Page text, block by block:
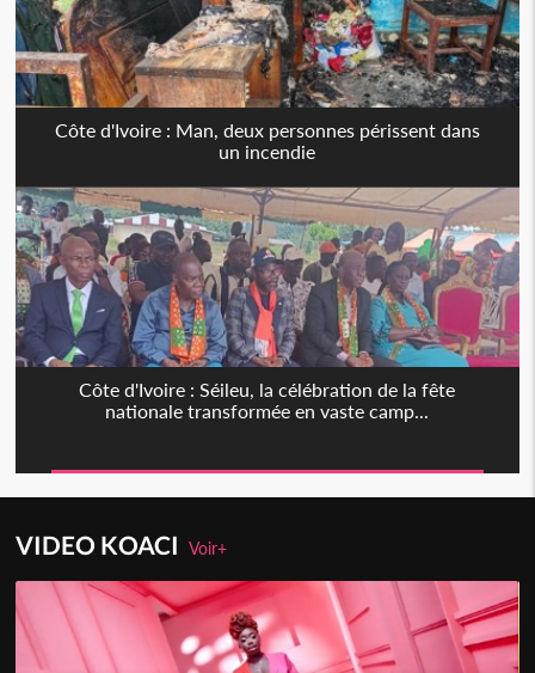
Côte d'Ivoire : Man, deux personnes périssent dans
un incendie
Côte d'Ivoire : Séileu, la célébration de la fête
nationale transformée en vaste camp...
VIDEO KOACIVoir+